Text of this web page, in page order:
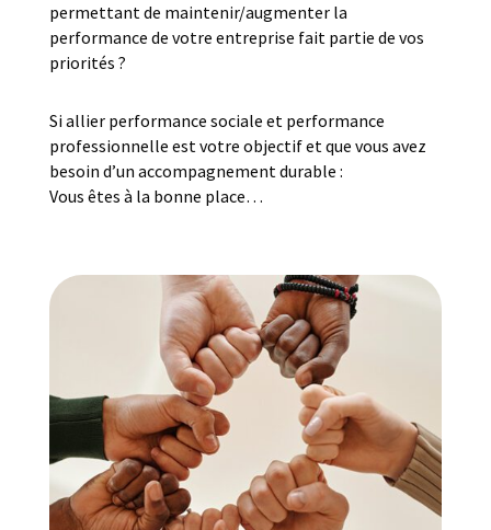
permettant de maintenir/augmenter la
performance de votre entreprise fait partie de vos
priorités ?
Si allier performance sociale et performance
professionnelle est votre objectif et que vous avez
besoin d’un accompagnement durable :
Vous êtes à la bonne place…